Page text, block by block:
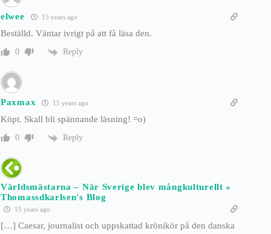
elwee 15 years ago
Beställd. Väntar ivrigt på att få läsa den.
0 Reply
Paxmax 15 years ago
Köpt. Skall bli spännande läsning! =o)
0 Reply
Världsmästarna – När Sverige blev mångkulturellt «
Thomassdkarlsen's Blog
15 years ago
[…] Caesar, journalist och uppskattad krönikör på den danska